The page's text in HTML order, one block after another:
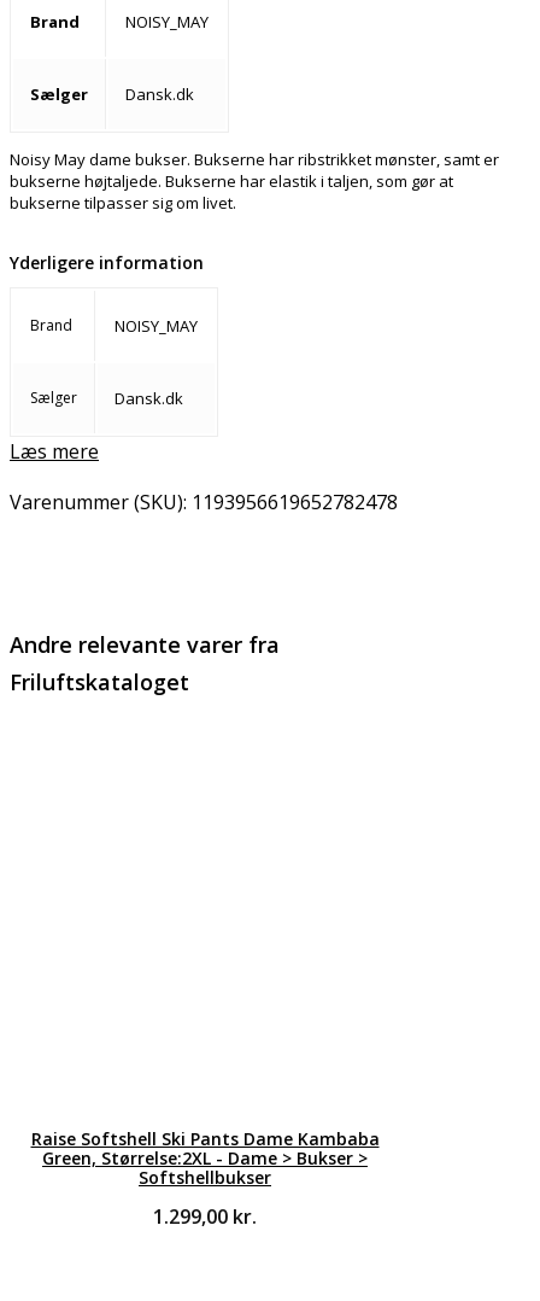
Brand NOISY_MAY
Sælger Dansk.dk
Noisy May dame bukser. Bukserne har ribstrikket mønster, samt er
bukserne højtaljede. Bukserne har elastik i taljen, som gør at
bukserne tilpasser sig om livet.
Yderligere information
Brand NOISY_MAY
Sælger Dansk.dk
Læs mere
Varenummer (SKU): 1193956619652782478
Andre relevante varer fra
Friluftskataloget
Raise Softshell Ski Pants Dame Kambaba
Green, Størrelse:2XL - Dame > Bukser >
Softshellbukser
1.299,00 kr.